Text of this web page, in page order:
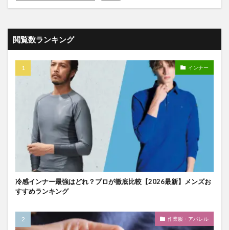
閲覧数ランキング
インナー
冷感インナー最強はどれ？プロが徹底比較【2026最新】メンズお
すすめランキング
作業服・アパレル